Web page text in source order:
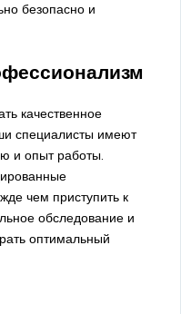
безопасно и
качественное
специалисты имеют
и опыт работы.
чем приступить к
обследование и
оптимальный